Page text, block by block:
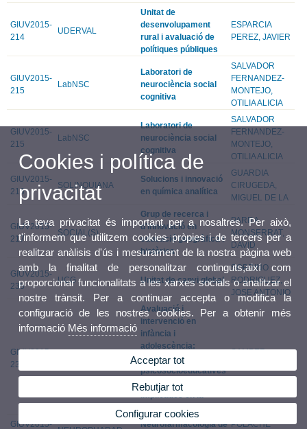
GIUV2015-
214
UDERVAL
Unitat de
desenvolupament
rural i avaluació de
polítiques públiques
ESPARCIA
PEREZ, JAVIER
GIUV2015-
215
LabNSC
Laboratori de
neurociència social
cognitiva
SALVADOR
FERNANDEZ-
MONTEJO,
OTILIA ALICIA
GIUV2015-
215
LabNSC
Laboratori de
neurociència social
cognitiva
SALVADOR
FERNANDEZ-
MONTEJO,
OTILIA ALICIA
GIUV2015-
216
SOLINQUIANA
Solucions i innovació
en química analítica
GUARDIA
CIRUGEDA,
MIGUEL DE LA
GIUV2015-
217
SOCIAL(S)
Grup de recerca i
d'innovació en
educació geogràfica i
històrica
PARRA
MONSERRAT,
DAVID
GIUV2015-
235
UCG Unitat de canvi global
SOBRINO
RODRIGUEZ,
JOSE ANTONIO
GIUV2015-
236
Avaluació i
intervenció en
infància i
adolescència:
Variables
psicosocioeducatives
i emocionals
implicades en la
SAMPER
GIUV2015- Neurofarmacologia de POLACHE
Cookies i política de
privacitat
La teva privacitat és important per a nosaltres. Per això,
t'informem que utilitzem cookies pròpies i de tercers per a
realitzar anàlisis d'ús i mesurament de la nostra pàgina web
amb la finalitat de personalitzar continguts,així com
proporcionar funcionalitats a les xarxes socials o analitzar el
nostre trànsit. Per a continuar accepta o modifica la
configuració de les nostres cookies. Per a obtenir més
informació Més informació
Acceptar tot
Rebutjar tot
Configurar cookies